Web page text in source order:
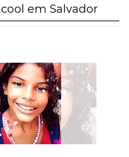
em Salvador